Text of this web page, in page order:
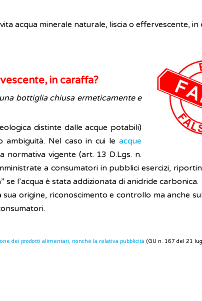
acqua minerale naturale, liscia o effervescente, in
in caraffa?
bottiglia chiusa ermeticamente e
distinte dalle acque potabili)
ambiguità. Nel caso in cui le acque
vigente (art. 13 D.Lgs. n.
a consumatori in pubblici esercizi,
l’acqua è stata addizionata di anidride carbonica.
origine, riconoscimento e controllo ma anche
dei prodotti alimentari, nonché la relativa pubblicità (GU n. 167 del 21